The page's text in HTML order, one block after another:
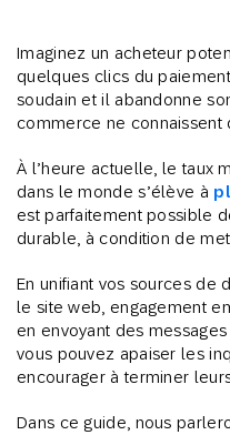
Imaginez un acheteur
quelques clics du
soudain et il abandonne
commerce ne
À l’heure actuelle, le taux
dans le monde s’élève à
est parfaitement possible
durable, à condition de
En unifiant vos sources de
le site web, engagement
en envoyant des
vous pouvez apaiser les
encourager à terminer
Dans ce guide, nous